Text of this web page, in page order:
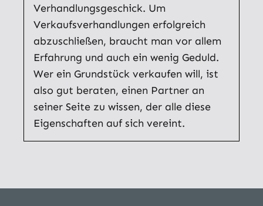
Verhandlungsgeschick. Um
Verkaufsverhandlungen erfolgreich
abzuschließen, braucht man vor allem
Erfahrung und auch ein wenig Geduld.
Wer ein Grundstück verkaufen will, ist
also gut beraten, einen Partner an
seiner Seite zu wissen, der alle diese
Eigenschaften auf sich vereint.